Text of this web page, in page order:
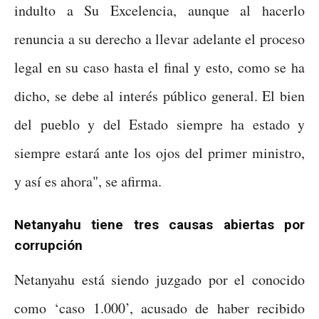
indulto a Su Excelencia, aunque al hacerlo
renuncia a su derecho a llevar adelante el proceso
legal en su caso hasta el final y esto, como se ha
dicho, se debe al interés público general. El bien
del pueblo y del Estado siempre ha estado y
siempre estará ante los ojos del primer ministro,
y así es ahora", se afirma.
Netanyahu tiene tres causas abiertas por
corrupción
Netanyahu está siendo juzgado por el conocido
como ‘caso 1.000’, acusado de haber recibido